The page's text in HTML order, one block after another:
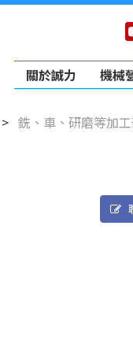
關於誠力 機械
銑、車、研磨等加